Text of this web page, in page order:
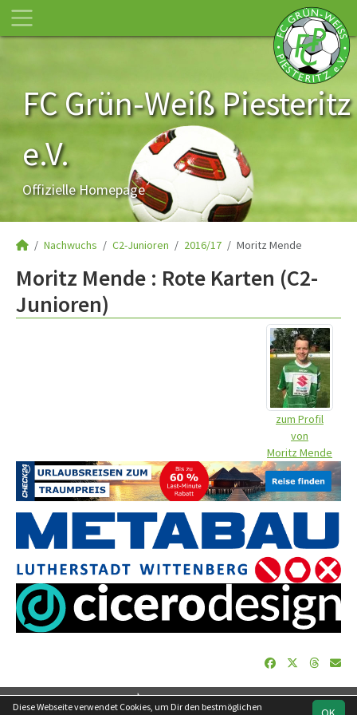
FC Grün-Weiß Piesteritz
e.V.
Offizielle Homepage
Nachwuchs C2-Junioren 2016/17 Moritz Mende
Moritz Mende : Rote Karten (C2-
Junioren)
zum Profil
von
Moritz Mende
soccero.de
Diese Webseite verwendet Cookies, um Dir den bestmöglichen